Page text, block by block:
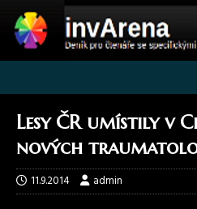
Lesy ČR umístily v
nových
11.9.2014 admin